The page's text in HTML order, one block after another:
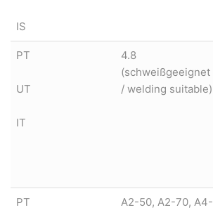
IS
PT
UT
IT
4.8
(schweißgeeignet
/ welding suitable)
PT
A2-50, A2-70, A4-